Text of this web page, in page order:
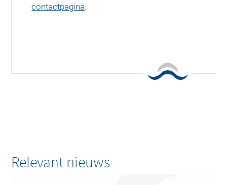
contactpagina.
Relevant nieuws